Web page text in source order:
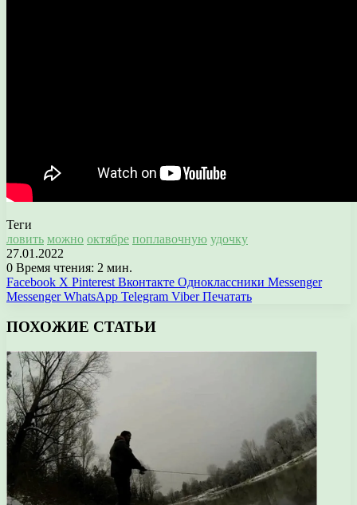
Теги
ловить можно октябре поплавочную удочку
27.01.2022
0 Время чтения: 2 мин.
Facebook X Pinterest Вконтакте Одноклассники Messenger
Messenger WhatsApp Telegram Viber Печатать
ПОХОЖИЕ СТАТЬИ